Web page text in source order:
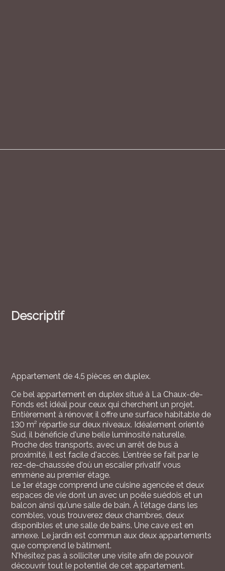
Descriptif
Appartement de 4.5 pièces en duplex.
Ce bel appartement en duplex situé à La Chaux-de-
Fonds est idéal pour ceux qui cherchent un projet.
Entièrement à rénover, il offre une surface habitable de
130 m² répartie sur deux niveaux. Idéalement orienté
Sud, il bénéficie d'une belle luminosité naturelle.
Proche des transports, avec un arrêt de bus à
proximité, il est facile d'accès. L'entrée se fait par le
rez-de-chaussée d'où un escalier privatif vous
emmène au premier étage.
Le 1er étage comprend une cuisine agencée et deux
espaces de vie dont un avec un poêle suédois et un
balcon ainsi qu'une salle de bain. À l'étage dans les
combles, vous trouverez deux chambres, deux
disponibles et une salle de bains. Une cave est en
annexe. Le jardin est commun aux deux appartements
que comprend le bâtiment.
N'hésitez pas à solliciter une visite afin de pouvoir
découvrir tout le potentiel de cet appartement.